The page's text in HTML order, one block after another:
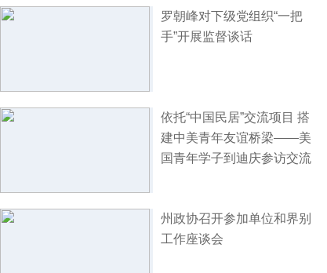
罗朝峰对下级党组织“一把
手”开展监督谈话
依托“中国民居”交流项目 搭
建中美青年友谊桥梁——美
国青年学子到迪庆参访交流
州政协召开参加单位和界别
工作座谈会